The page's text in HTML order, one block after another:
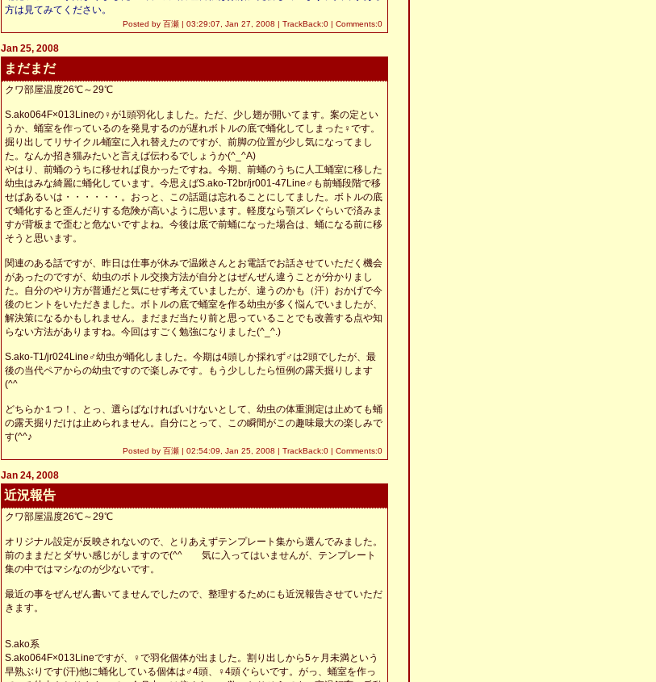
方は見てみてください。
Posted by 百瀬 | 03:29:07, Jan 27, 2008 | TrackBack:0 | Comments:0
Jan 25, 2008
まだまだ
クワ部屋温度26℃～29℃
S.ako064F×013Lineの♀が1頭羽化しました。ただ、少し翅が開いてます。案の定とい
うか、蛹室を作っているのを発見するのが遅れボトルの底で蛹化してしまった♀です。
掘り出してリサイクル蛹室に入れ替えたのですが、前脚の位置が少し気になってまし
た。なんか招き猫みたいと言えば伝わるでしょうか(^_^A)
やはり、前蛹のうちに移せれば良かったですね。今期、前蛹のうちに人工蛹室に移した
幼虫はみな綺麗に蛹化しています。今思えばS.ako-T2br/jr001-47Line♂も前蛹段階で移
せばあるいは・・・・・・。おっと、この話題は忘れることにしてました。ボトルの底
で蛹化すると歪んだりする危険が高いように思います。軽度なら顎ズレぐらいで済みま
すが背板まで歪むと危ないですよね。今後は底で前蛹になった場合は、蛹になる前に移
そうと思います。
関連のある話ですが、昨日は仕事が休みで温鍬さんとお電話でお話させていただく機会
があったのですが、幼虫のボトル交換方法が自分とはぜんぜん違うことが分かりまし
た。自分のやり方が普通だと気にせず考えていましたが、違うのかも（汗）おかげで今
後のヒントをいただきました。ボトルの底で蛹室を作る幼虫が多く悩んでいましたが、
解決策になるかもしれません。まだまだ当たり前と思っていることでも改善する点や知
らない方法がありますね。今回はすごく勉強になりました(^_^.)
S.ako-T1/jr024Line♂幼虫が蛹化しました。今期は4頭しか採れず♂は2頭でしたが、最
後の当代ペアからの幼虫ですので楽しみです。もう少ししたら恒例の露天掘りします
(^^ゞ
どちらか１つ！、とっ、選らばなければいけないとして、幼虫の体重測定は止めても蛹
の露天掘りだけは止められません。自分にとって、この瞬間がこの趣味最大の楽しみで
す(^^♪
Posted by 百瀬 | 02:54:09, Jan 25, 2008 | TrackBack:0 | Comments:0
Jan 24, 2008
近況報告
クワ部屋温度26℃～29℃
オリジナル設定が反映されないので、とりあえずテンプレート集から選んでみました。
前のままだとダサい感じがしますので(^^ゞ 気に入ってはいませんが、テンプレート
集の中ではマシなのが少ないです。
最近の事をぜんぜん書いてませんでしたので、整理するためにも近況報告させていただ
きます。
S.ako系
S.ako064F×013Lineですが、♀で羽化個体が出ました。割り出しから5ヶ月未満という
早熟ぶりです(汗)他に蛹化している個体は♂4頭、♀4頭ぐらいです。がっ、蛹室を作っ